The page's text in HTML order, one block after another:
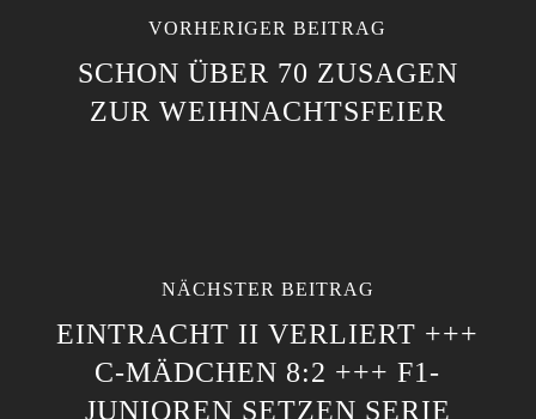
VORHERIGER BEITRAG
SCHON ÜBER 70 ZUSAGEN
ZUR WEIHNACHTSFEIER
NÄCHSTER BEITRAG
EINTRACHT II VERLIERT +++
C-MÄDCHEN 8:2 +++ F1-
JUNIOREN SETZEN SERIE